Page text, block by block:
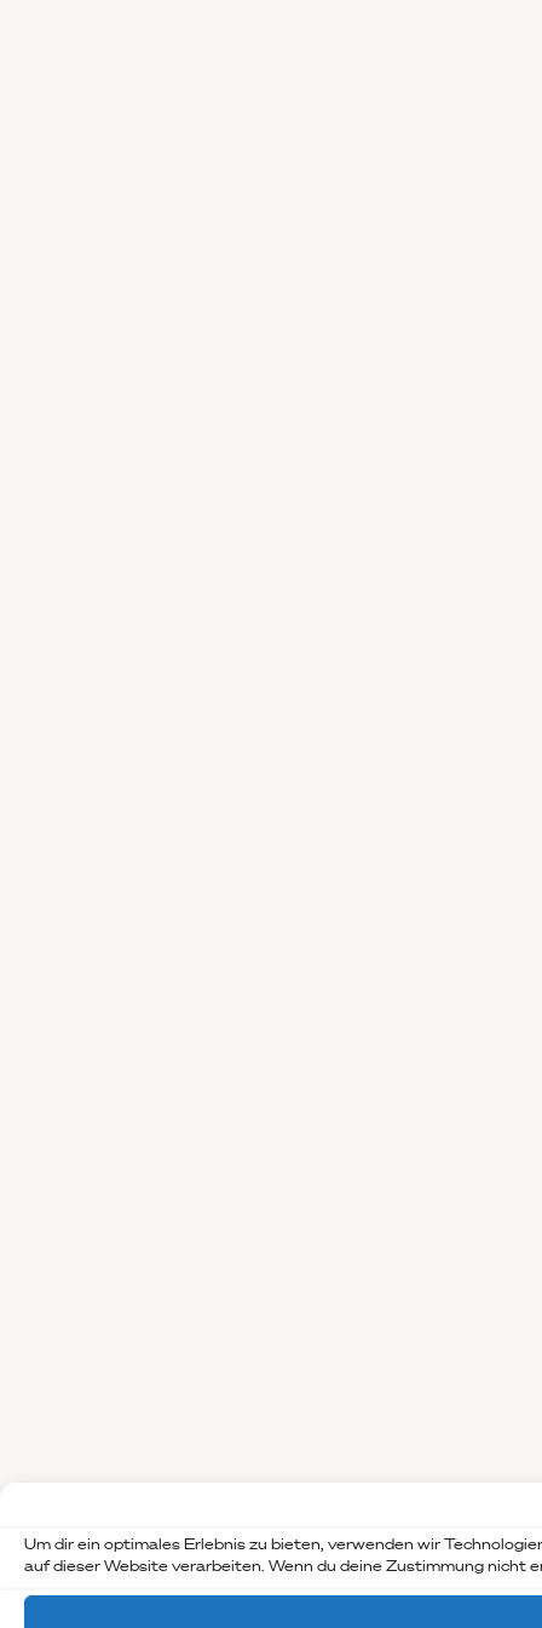
Um dir ein optimales Erlebnis zu bieten, verwenden wir
auf dieser Website verarbeiten. Wenn du deine Zustimmung